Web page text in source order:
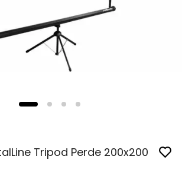
Tripod Perde 200x200